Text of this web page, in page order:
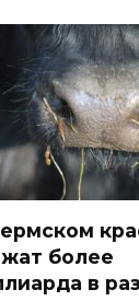
более
в